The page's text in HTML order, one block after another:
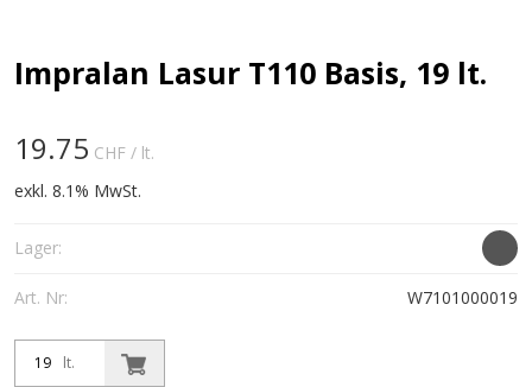
Impralan Lasur T110 Basis, 19 lt.
19.75 CHF / lt.
exkl. 8.1% MwSt.
Lager:
Art. Nr: W7101000019
lt.